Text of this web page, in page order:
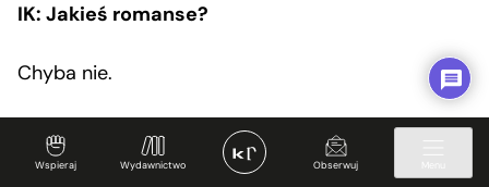
Wspieraj Wydawnictwo Obserwuj
IK: Jakieś romanse?
Chyba nie.
JK: Nawet takich klasycznych? Thomas Hardy
na przykład.